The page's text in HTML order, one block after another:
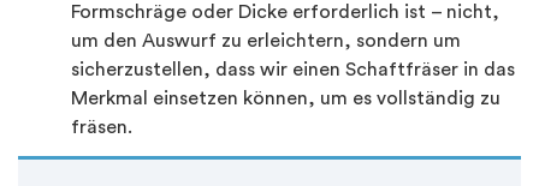
Formschräge oder Dicke erforderlich ist – nicht,
um den Auswurf zu erleichtern, sondern um
sicherzustellen, dass wir einen Schaftfräser in das
Merkmal einsetzen können, um es vollständig zu
fräsen.